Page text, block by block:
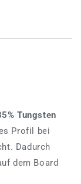
Tungsten
Profil bei
Dadurch
dem Board